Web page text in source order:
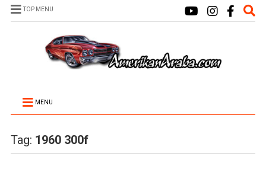
TOP MENU
MENU
Tag: 1960 300f